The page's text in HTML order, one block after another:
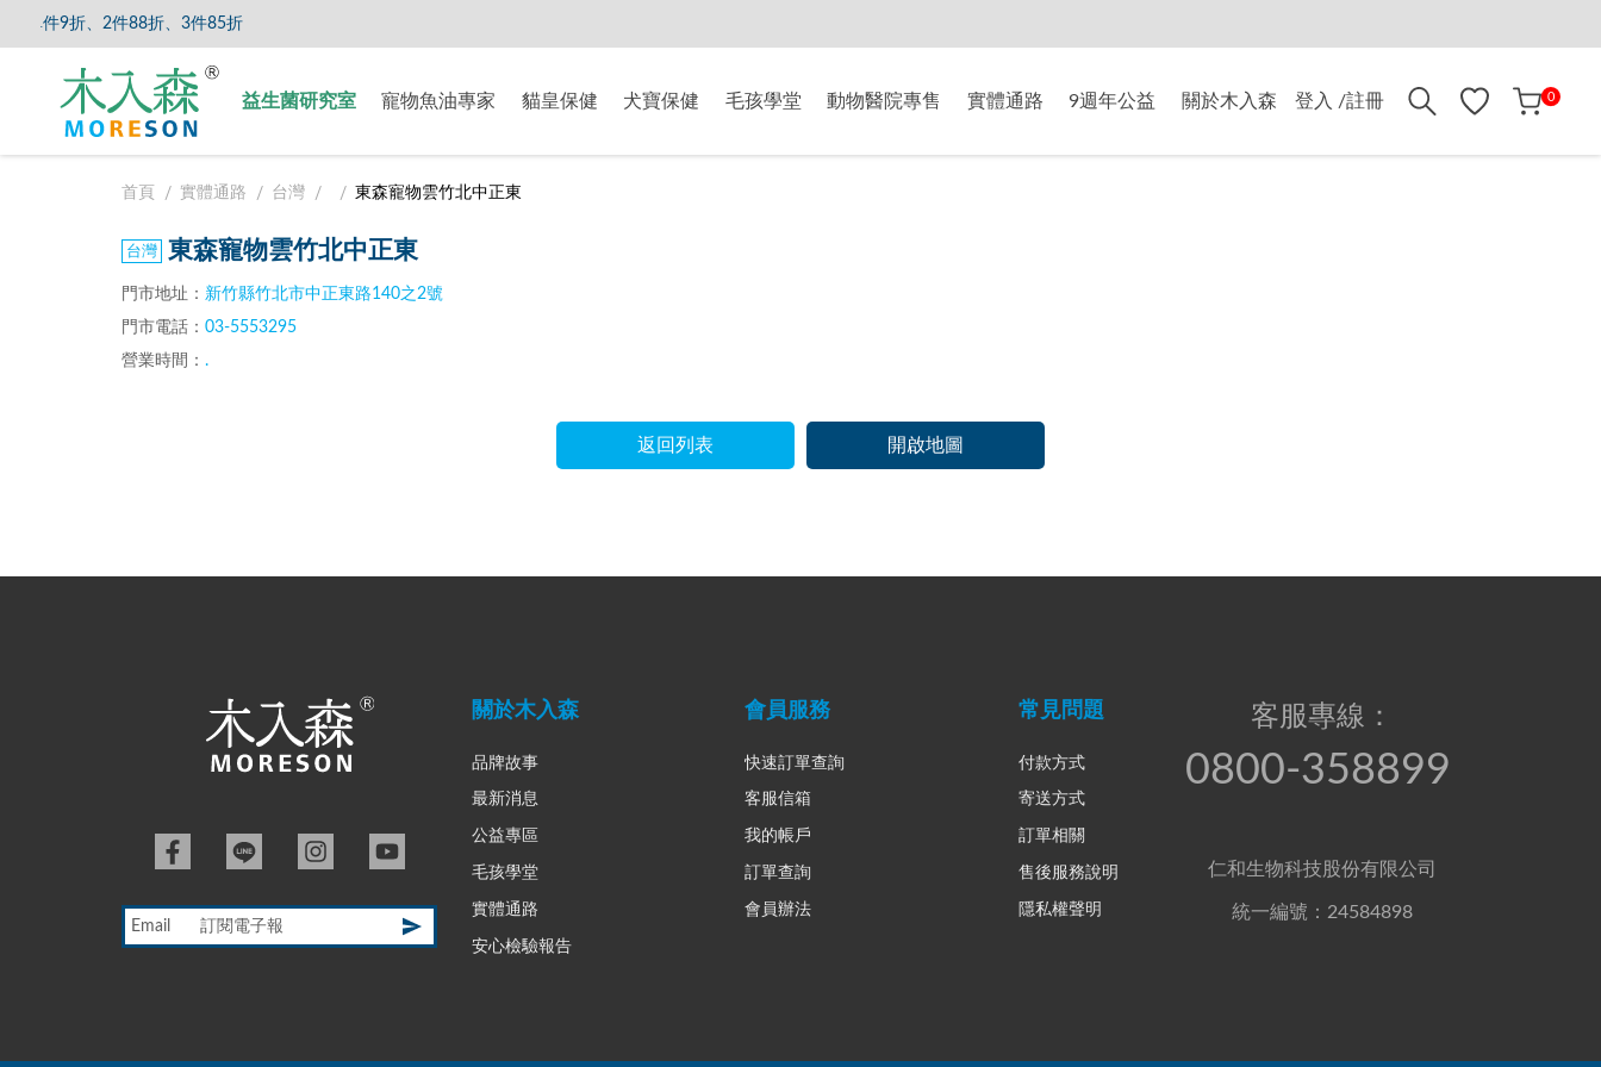
單件9折、2件88折、3件85折
益生菌研究室 寵物魚油專家 貓皇保健 犬寶保健 毛孩學堂 動物醫院專售 實體通路 9週年公益 關於木入森 登入 /註冊 0
首頁 實體通路 台灣 東森寵物雲竹北中正東
東森寵物雲竹北中正東
門市地址： 新竹縣竹北市中正東路140之2號
門市電話： 03-5553295
營業時間： .
返回列表 開啟地圖
客服專線：
0800-358899
仁和生物科技股份有限公司
統一編號：24584898
關於木入森
品牌故事
最新消息
公益專區
毛孩學堂
實體通路
安心檢驗報告
會員服務
快速訂單查詢
客服信箱
我的帳戶
訂單查詢
會員辦法
常見問題
付款方式
寄送方式
訂單相關
售後服務說明
隱私權聲明
Email